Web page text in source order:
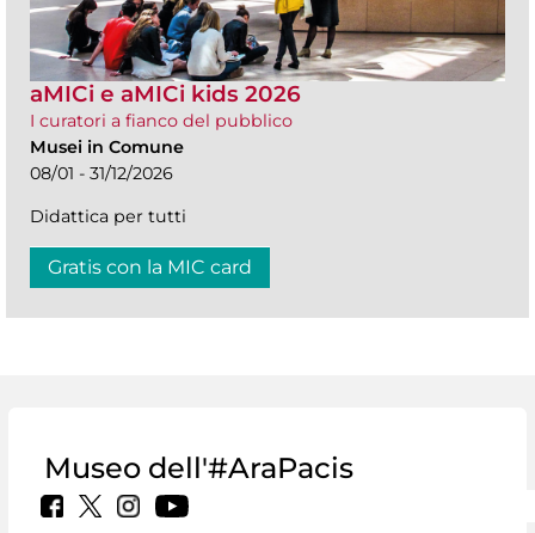
aMICi e aMICi kids 2026
I curatori a fianco del pubblico
Musei in Comune
08/01 - 31/12/2026
Didattica per tutti
Gratis con la MIC card
Museo dell'#AraPacis